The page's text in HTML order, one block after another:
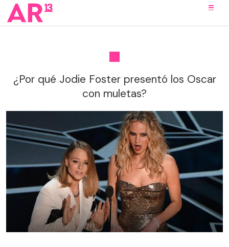
¿Por qué Jodie Foster presentó los Oscar
con muletas?